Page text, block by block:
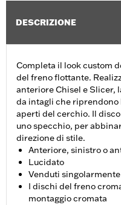
DESCRIZIONE
Completa il look custom
del freno flottante.
anteriore Chisel e Slicer,
da intagli che riprendono
aperti del cerchio. Il
uno specchio, per
direzione di stile.
Anteriore, sinistro o
Lucidato
Venduti singolarmente
I dischi del freno
montaggio cromata